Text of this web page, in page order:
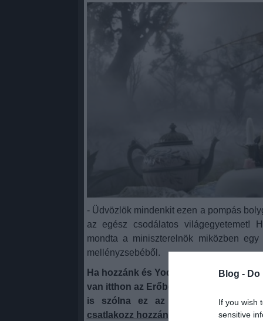
Blog -
If you wish
sensitive
- Üdvözlök mindenkit ezen a pompás
az egész csodálatos világegyetemet!
mondta a miniszterelnök miközben
mellényzsebéből.
Ha hozzánk és Yoda mesterhez
van itthon az Erőben, hogy ideje
is szólna ez az ország, ha bontás
csatlakozz hozzánk a fészbukon! Klikk: